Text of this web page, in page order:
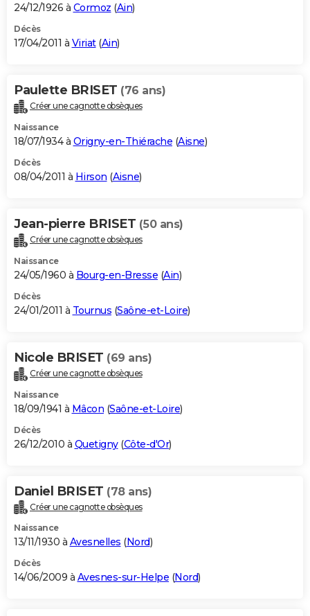
24/12/1926 à Cormoz (Ain)
Décès
17/04/2011 à Viriat(Ain)
Paulette BRISET (76 ans)
Créer une cagnotte obsèques
Naissance
18/07/1934 à Origny-en-Thiérache (Aisne)
Décès
08/04/2011 à Hirson (Aisne)
Jean-pierre BRISET (50 ans)
Créer une cagnotte obsèques
Naissance
24/05/1960 à Bourg-en-Bresse (Ain)
Décès
24/01/2011 à Tournus (Saône-et-Loire)
Nicole BRISET (69 ans)
Créer une cagnotte obsèques
Naissance
18/09/1941 à Mâcon (Saône-et-Loire)
Décès
26/12/2010 à Quetigny(Côte-d'Or)
Daniel BRISET (78 ans)
Créer une cagnotte obsèques
Naissance
13/11/1930 à Avesnelles (Nord)
Décès
14/06/2009 à Avesnes-sur-Helpe (Nord)